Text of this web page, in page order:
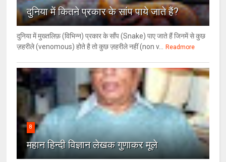
दुनिया में कितने प्रकार के सांप पाये जाते हैं?
दुनिया में मुख्तलिफ़ (विभिन्न) प्रकार के साँप (Snake) पाए जाते हैं जिनमें से कुछ
ज़हरीले (venomous) होते है तो कुछ ज़हरीले नहीं (non v... Readmore
8
महान हिन्दी विज्ञान लेखक गुणाकर मूले